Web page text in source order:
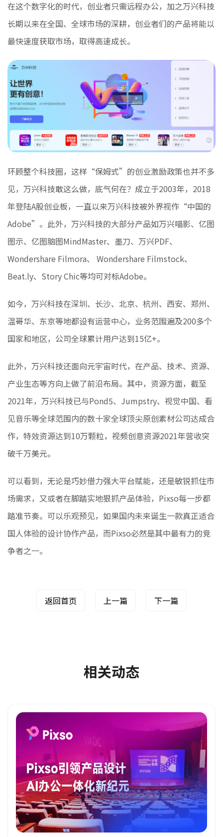
在这个数字化的时代，创业者只需远程办公，加之万兴科技
长期以来在全国、全球市场的深耕，创业者们的产品将能以
最快速度获取市场，取得高速成长。
环顾整个科技圈，这样“保姆式”的创业激励政策也并不多
见，万兴科技敢这么做，底气何在？成立于2003年，2018
年登陆A股创业板，一直以来万兴科技被外界视作“中国的
Adobe”。此外，万兴科技的大部分产品如万兴喵影、亿图
图示、亿图脑图MindMaster、墨刀、万兴PDF、
Wondershare Filmora、 Wondershare Filmstock、
Beat.ly、Story Chic等均可对标Adobe。
如今，万兴科技在深圳、长沙、北京、杭州、西安、郑州、
温哥华、东京等地都设有运营中心，业务范围遍及200多个
国家和地区，公司全球累计用户达到15亿+。
此外，万兴科技还面向元宇宙时代，在产品、技术、资源、
产业生态等方向上做了前沿布局。其中，资源方面，截至
2021年，万兴科技已与Pond5、Jumpstry、视觉中国、看
见音乐等全球范围内的数十家全球顶尖原创素材公司达成合
作，特效资源达到10万颗粒，视频创意资源2021年营收突
破千万美元。
可以看到，无论是巧妙借力强大平台赋能，还是敏锐抓住市
场需求，又或者在脚踏实地狠抓产品体验，Pixso每一步都
踏准节奏。可以乐观预见，如果国内未来诞生一款真正适合
国人体验的设计协作产品，而Pixso必然是其中最有力的竞
争者之一。
返回首页 上一篇 下一篇
相关动态